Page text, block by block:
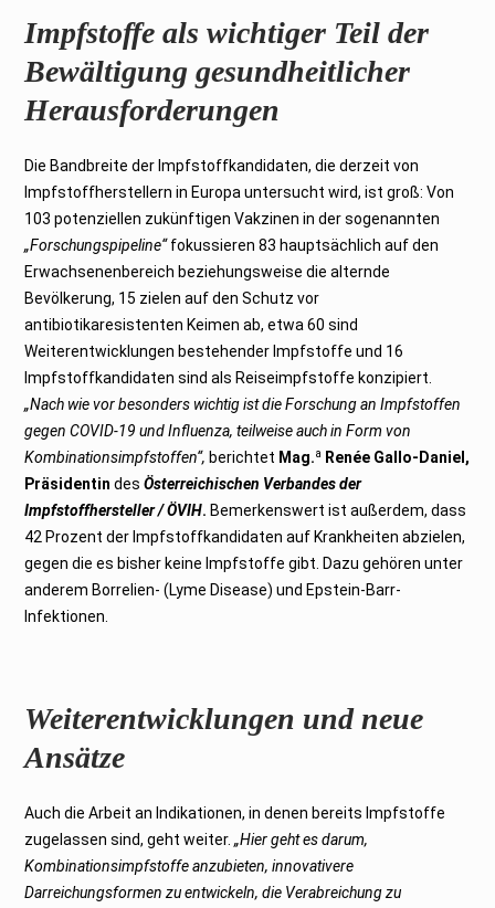
Impfstoffe als wichtiger Teil der
Bewältigung gesundheitlicher
Herausforderungen
Die Bandbreite der Impfstoffkandidaten, die derzeit von
Impfstoffherstellern in Europa untersucht wird, ist groß: Von
103 potenziellen zukünftigen Vakzinen in der sogenannten
„Forschungspipeline“fokussieren 83 hauptsächlich auf den
Erwachsenenbereich beziehungsweise die alternde
Bevölkerung, 15 zielen auf den Schutz vor
antibiotikaresistenten Keimen ab, etwa 60 sind
Weiterentwicklungen bestehender Impfstoffe und 16
Impfstoffkandidaten sind als Reiseimpfstoffe konzipiert.
„Nach wie vor besonders wichtig ist die Forschung an Impfstoffen
gegen COVID-19 und Influenza, teilweise auch in Form von
Kombinationsimpfstoffen“, berichtet Mag.a Renée Gallo-Daniel,
Präsidentindes Österreichischen Verbandes der
Impfstoffhersteller / ÖVIH. Bemerkenswert ist außerdem, dass
42 Prozent der Impfstoffkandidaten auf Krankheiten abzielen,
gegen die es bisher keine Impfstoffe gibt. Dazu gehören unter
anderem Borrelien- (Lyme Disease) und Epstein-Barr-
Infektionen.
Weiterentwicklungen und neue
Ansätze
Auch die Arbeit an Indikationen, in denen bereits Impfstoffe
zugelassen sind, geht weiter.„Hier geht es darum,
Kombinationsimpfstoffe anzubieten, innovativere
Darreichungsformen zu entwickeln, die Verabreichung zu